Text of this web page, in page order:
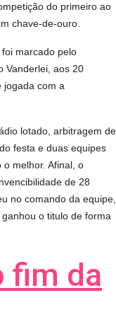
do primeiro ao
chave-de-ouro.
marcado pelo
Vanderlei, aos 20
jogada com a
lotado, arbitragem de
festa e duas equipes
melhor. Afinal, o
de 28
no comando da equipe,
o titulo de forma
fim da